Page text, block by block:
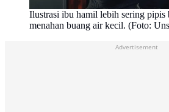
Ilustrasi ibu hamil lebih sering pipis
menahan buang air kecil. (Foto:
Advertisement